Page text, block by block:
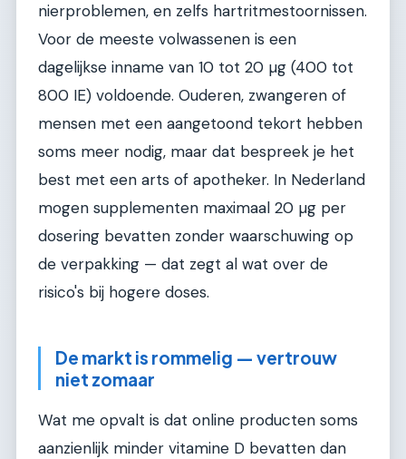
nierproblemen, en zelfs hartritmestoornissen.
Voor de meeste volwassenen is een
dagelijkse inname van 10 tot 20 µg (400 tot
800 IE) voldoende. Ouderen, zwangeren of
mensen met een aangetoond tekort hebben
soms meer nodig, maar dat bespreek je het
best met een arts of apotheker. In Nederland
mogen supplementen maximaal 20 µg per
dosering bevatten zonder waarschuwing op
de verpakking — dat zegt al wat over de
risico's bij hogere doses.
De markt is rommelig — vertrouw
niet zomaar
Wat me opvalt is dat online producten soms
aanzienlijk minder vitamine D bevatten dan